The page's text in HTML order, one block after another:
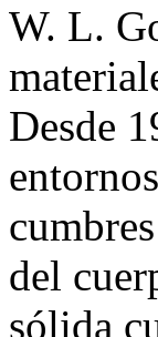
W. L.
Desde
del
sólida